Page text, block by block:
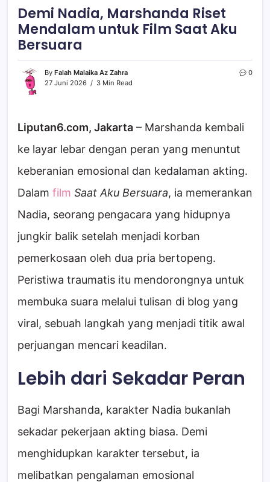
Demi Nadia, Marshanda Riset
Mendalam untuk Film Saat Aku
Bersuara
By Falah Malaika Az Zahra
27 Juni 2026
3 Min Read
0
Liputan6.com, Jakarta – Marshanda kembali
ke layar lebar dengan peran yang menuntut
keberanian emosional dan kedalaman akting.
Dalam film Saat Aku Bersuara, ia memerankan
Nadia, seorang pengacara yang hidupnya
jungkir balik setelah menjadi korban
pemerkosaan oleh dua pria bertopeng.
Peristiwa traumatis itu mendorongnya untuk
membuka suara melalui tulisan di blog yang
viral, sebuah langkah yang menjadi titik awal
perjuangan mencari keadilan.
Lebih dari Sekadar Peran
Bagi Marshanda, karakter Nadia bukanlah
sekadar pekerjaan akting biasa. Demi
menghidupkan karakter tersebut, ia
melibatkan pengalaman emosional